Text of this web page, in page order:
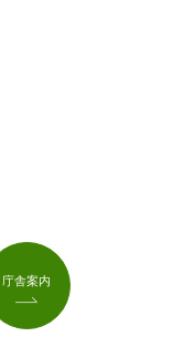
庁舎案内